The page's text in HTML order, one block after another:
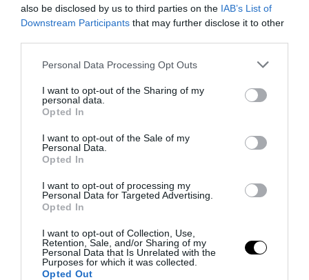
also be disclosed by us to third parties on the IAB’s List of
Downstream Participants that may further disclose it to other
Please note that this website/app uses one or more Google
not limited to your visit or usage behaviour. You may click to
grant or deny consent to Google and its third-party tags to
use your data for below specified purposes in below Google
consent section.
Personal Data Processing Opt Outs
I want to opt-out of the Sharing of my
personal data.
Opted In
I want to opt-out of the Sale of my
Personal Data.
Opted In
I want to opt-out of processing my
Personal Data for Targeted Advertising.
Opted In
I want to opt-out of Collection, Use,
Retention, Sale, and/or Sharing of my
Personal Data that Is Unrelated with the
Purposes for which it was collected.
Opted Out